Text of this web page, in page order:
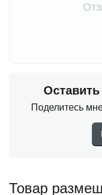
Поделитесь
Товар